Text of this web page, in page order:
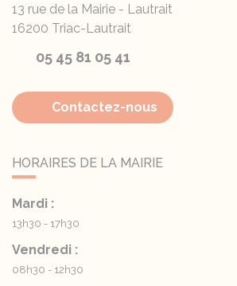
13 rue de la Mairie - Lautrait
16200 Triac-Lautrait
05 45 81 05 41
Contactez-nous
HORAIRES DE LA MAIRIE
Mardi :
13h30 - 17h30
Vendredi :
08h30 - 12h30